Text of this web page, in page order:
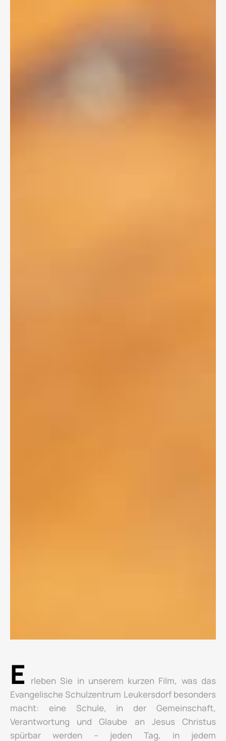
E
rleben Sie in unserem kurzen Film, was das
Evangelische Schulzentrum Leukersdorf besonders
macht: eine Schule, in der Gemeinschaft,
Verantwortung und Glaube an Jesus Christus
spürbar werden – jeden Tag, in jedem